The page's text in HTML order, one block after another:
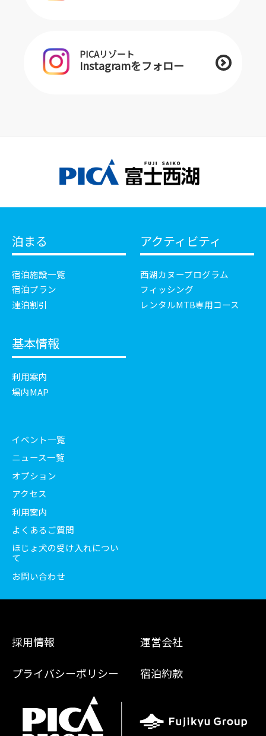
PICAリゾート
Instagramをフォロー
泊まる
宿泊施設一覧
宿泊プラン
連泊割引
アクティビティ
西湖カヌープログラム
フィッシング
レンタルMTB専用コース
基本情報
利用案内
場内MAP
イベント一覧
ニュース一覧
オプション
アクセス
利用案内
よくあるご質問
ほじょ犬の受け入れについ
て
お問い合わせ
採用情報 運営会社
プライバシーポリシー 宿泊約款